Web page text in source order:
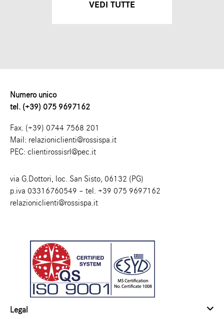
VEDI TUTTE
Numero unico
tel. (+39) 075 9697162
Fax. (+39) 0744 7568 201
Mail: relazioniclienti@rossispa.it
PEC: clientirossisrl@pec.it
via G.Dottori, loc. San Sisto, 06132 (PG)
p.iva 03316760549 – tel. +39 075 9697162
relazioniclienti@rossispa.it
Legal